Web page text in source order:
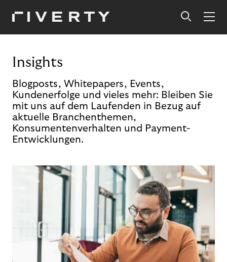
Insights
Blogposts, Whitepapers, Events,
Kundenerfolge und vieles mehr: Bleiben Sie
mit uns auf dem Laufenden in Bezug auf
aktuelle Branchenthemen,
Konsumentenverhalten und Payment-
Entwicklungen.